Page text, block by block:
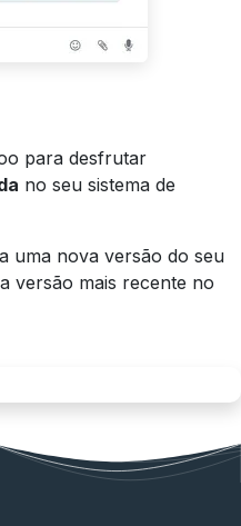
para desfrutar
no seu sistema de
uma nova versão do seu
versão mais recente no